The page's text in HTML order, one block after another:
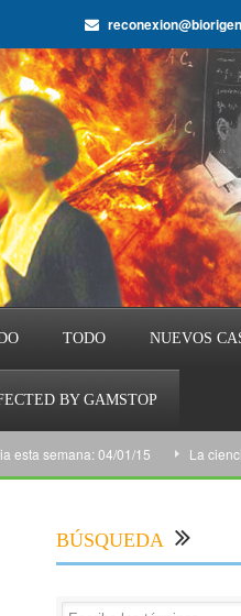
TODO NUEVOS
BY GAMSTOP
04/01/15 La ciencia en
BÚSQUEDA